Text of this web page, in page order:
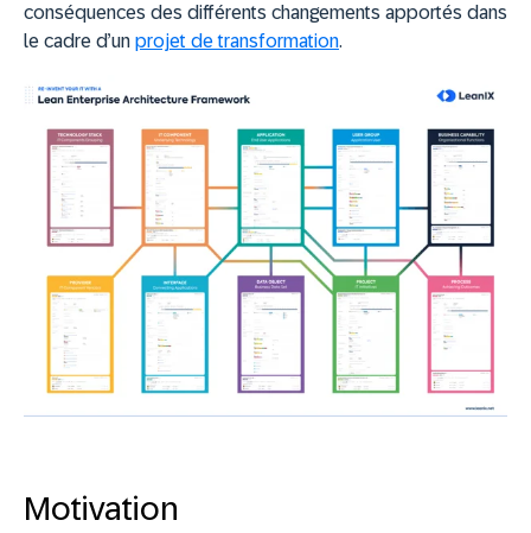
conséquences des différents changements apportés dans
le cadre d’un projet de transformation.
Motivation